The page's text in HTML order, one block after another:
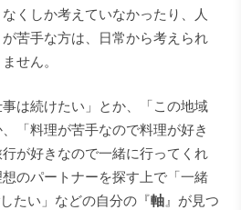
なくしか考えていなかったり、人
苦手な方は、日常から考えられ
せん。
は続けたい」とか、「この地域
「料理が苦手なので料理が好き
が好きなので一緒に行ってくれ
のパートナーを探す上で「一緒
い」などの自分の『軸 』が見つ